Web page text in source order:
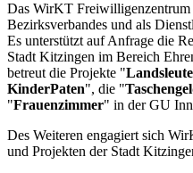
Das WirKT
Bezirksverbandes und als
Es unterstützt auf Anfrage die
Stadt Kitzingen im Bereich
betreut die Projekte "
KinderPaten", die "
"Frauenzimmer" in der GU
Des Weiteren engagiert sich
und Projekten der Stadt